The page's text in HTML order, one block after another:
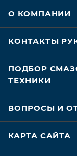
О КОМПАНИИ
КОНТАКТЫ
ПОДБОР
ТЕХНИКИ
ВОПРОСЫ И
КАРТА САЙТА